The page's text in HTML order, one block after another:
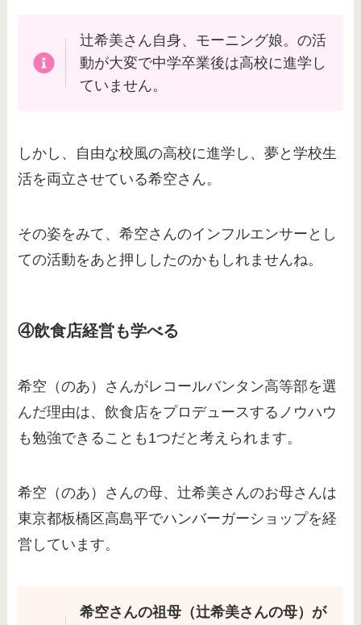
辻希美さん自身、モーニング娘。の活
動が大変で中学卒業後は高校に進学し
ていません。
しかし、自由な校風の高校に進学し、夢と学校生
活を両立させている希空さん。
その姿をみて、希空さんのインフルエンサーとし
ての活動をあと押ししたのかもしれませんね。
④飲食店経営も学べる
希空（のあ）さんがレコールバンタン高等部を選
んだ理由は、飲食店をプロデュースするノウハウ
も勉強できることも1つだと考えられます。
希空（のあ）さんの母、辻希美さんのお母さんは
東京都板橋区高島平でハンバーガーショップを経
営しています。
希空さんの祖母（辻希美さんの母）が